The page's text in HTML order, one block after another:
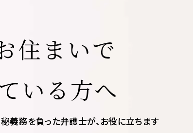
離婚問題
住まいで
いる方へ
義務を負った弁護士が、お役に立ちます